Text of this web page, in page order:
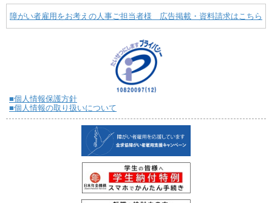
障がい者雇用をお考えの人事ご担当者様 広告掲載・資料請求はこちら
■個人情報保護方針
■個人情報の取り扱いについて